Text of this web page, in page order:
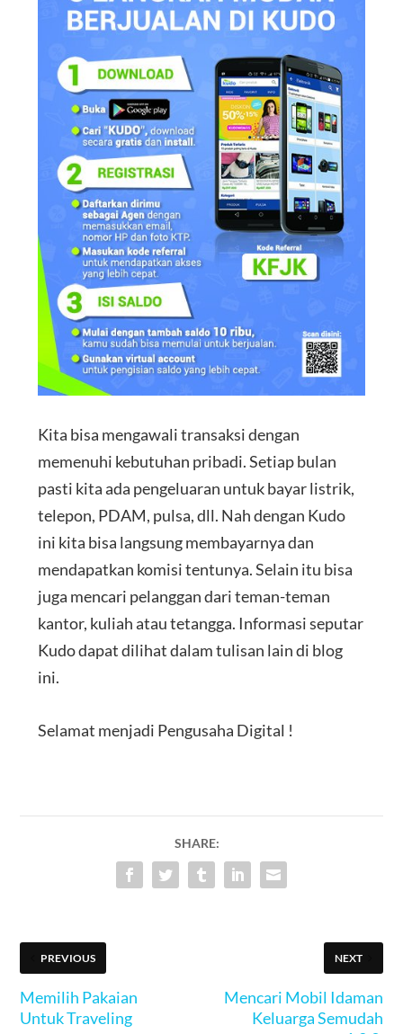
Kita bisa mengawali transaksi dengan
memenuhi kebutuhan pribadi. Setiap bulan
pasti kita ada pengeluaran untuk bayar listrik,
telepon, PDAM, pulsa, dll. Nah dengan Kudo
ini kita bisa langsung membayarnya dan
mendapatkan komisi tentunya. Selain itu bisa
juga mencari pelanggan dari teman-teman
kantor, kuliah atau tetangga. Informasi seputar
Kudo dapat dilihat dalam tulisan lain di blog
ini.
Selamat menjadi Pengusaha Digital !
SHARE:
PREVIOUS
Memilih Pakaian
Untuk Traveling
NEXT
Mencari Mobil Idaman
Keluarga Semudah